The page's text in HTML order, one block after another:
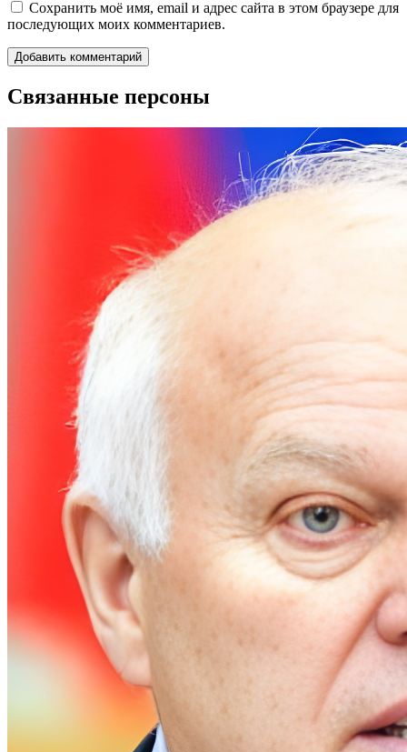
Сохранить моё имя, email и адрес сайта в этом браузере для
последующих моих комментариев.
Связанные персоны